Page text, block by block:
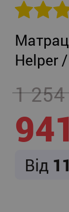
Helper
1
941
Від